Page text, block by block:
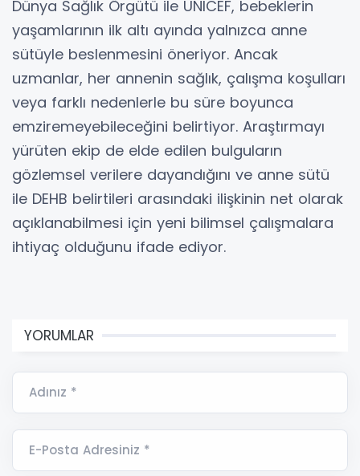
Dünya Sağlık Örgütü ile UNICEF, bebeklerin
yaşamlarının ilk altı ayında yalnızca anne
sütüyle beslenmesini öneriyor. Ancak
uzmanlar, her annenin sağlık, çalışma koşulları
veya farklı nedenlerle bu süre boyunca
emziremeyebileceğini belirtiyor. Araştırmayı
yürüten ekip de elde edilen bulguların
gözlemsel verilere dayandığını ve anne sütü
ile DEHB belirtileri arasındaki ilişkinin net olarak
açıklanabilmesi için yeni bilimsel çalışmalara
ihtiyaç olduğunu ifade ediyor.
YORUMLAR
Adınız *
E-Posta Adresiniz *